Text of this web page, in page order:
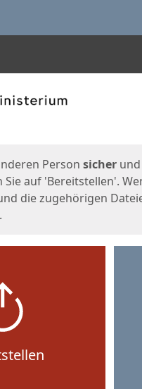
Person sicher und
auf 'Bereitstellen'.
die zugehörigen